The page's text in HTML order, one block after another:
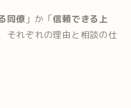
同僚 」か「信頼できる上
それぞれの理由と相談の仕